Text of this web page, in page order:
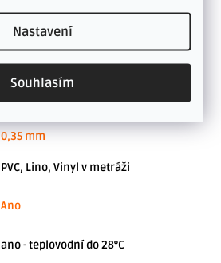
Nastavení
Souhlasím
Šedé dřevo
31 - pro všechny bytové prostory a
pro komerční prostory s mírným
zatížením
0,35 mm
PVC, Lino, Vinyl v metráži
Ano
ano - teplovodní do 28°C